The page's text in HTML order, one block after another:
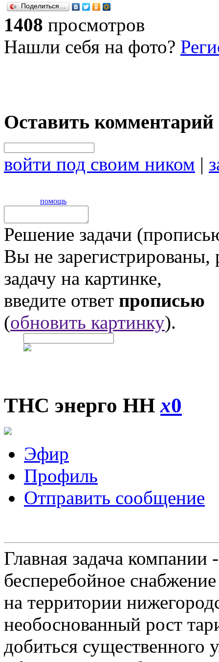
Поделиться…
1408 просмотров
Нашли себя на фото?
Оставить комментарий
войти под своим ником |
помощь
Решение задачи
Вы не
задачу на картинке,
введите ответ прописью
(обновить картинку).
ТНС энерго ННx0
Эфир
Профиль
Отправить сообщение
Главная задача
бесперебойное
на территории
необоснованный рост
добиться существенного